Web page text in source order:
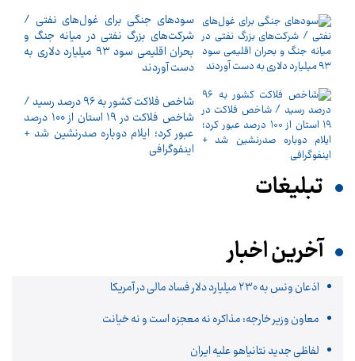
سودهای جنگی برای غول‌های نفتی /
شرکت‌های بزرگ نفتی در میانه جنگ و
بحران اقلیمی سود ۹۳ میلیارد دلاری به
دست آوردند
شاخص فلاکت کشور به ۹۶ درصد رسید /
شاخص فلاکت در ۱۹ استان از ۱۰۰ درصد
عبور کرد؛ ایلام دوباره صدرنشین شد +
اینفوگرافی
تبلیغات
آخرین اخبار
اذعان ونس به ۲۳۰ میلیارد دلار فساد مالی در آمریکا
معاون وزیر خارجه: مذاکره نه معجزه است و نه خیانت
لفاظی جدید نتانیاهو علیه ایران